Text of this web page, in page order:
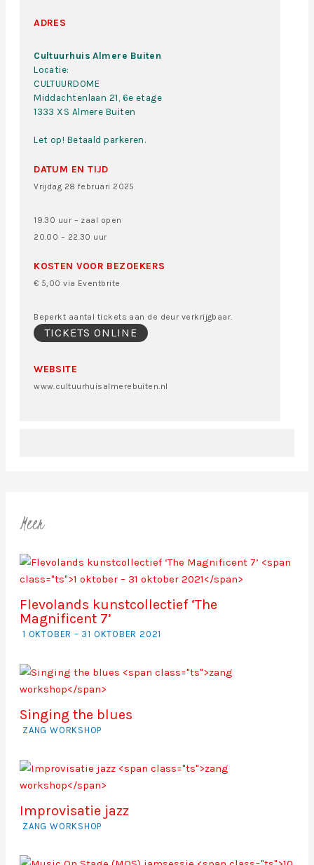
ADRES
Cultuurhuis Almere Buiten
Locatie:
CULTUURDOME
Middachtenlaan 21, 6e etage
1333 XS Almere Buiten
Let op! Betaald parkeren.
DATUM EN TIJD
Vrijdag 28 februari 2025
19.30 uur – zaal open
20.00 – 22.30 uur
KOSTEN VOOR BEZOEKERS
€ 5,00 via Eventbrite
Beperkt aantal tickets aan de deur verkrijgbaar.
TICKETS ONLINE
WEBSITE
www.cultuurhuisalmerebuiten.nl
Meer
Flevolands kunstcollectief ‘The
Magnificent 7’
1 OKTOBER – 31 OKTOBER 2021
Singing the blues
ZANG WORKSHOP
Improvisatie jazz
ZANG WORKSHOP